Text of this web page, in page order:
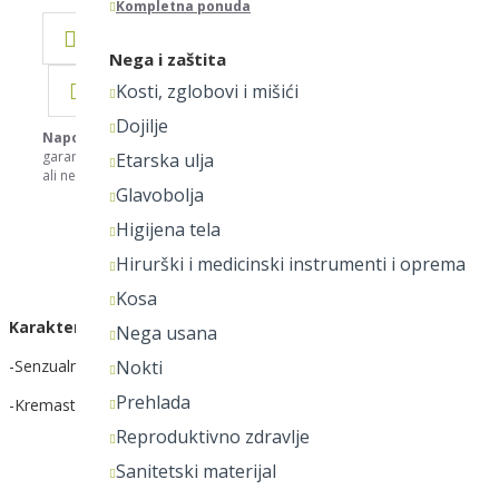
Kompletna ponuda
Nega i zaštita
Kosti, zglobovi i mišići
Dojilje
Etarska ulja
Glavobolja
Higijena tela
Hirurški i medicinski instrumenti i oprema
Kosa
Nega usana
Nokti
Prehlada
Reproduktivno zdravlje
Sanitetski materijal
DODAJ ZA POREĐENJE
Napomena:Nastojimo da budemo što precizniji u opisu svih
garantujemo da su svi opisi kompletni i bez greške. Svi artikli prikazani
ali ne podrazumeva da su dostupni u svakom trenutku. Hvala na
Karakteristike:
-Senzualni miris cveta orhideje
-Kremasti gel s proteinima kašmira pretvara u kremastu nežnu penu